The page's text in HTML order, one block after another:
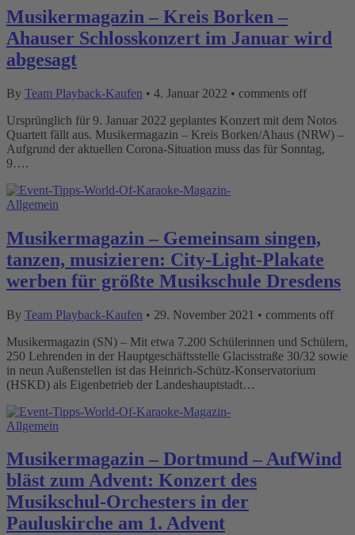
Musikermagazin – Kreis Borken –
Ahauser Schlosskonzert im Januar wird
abgesagt
By Team Playback-Kaufen • 4. Januar 2022 • comments off
Ursprünglich für 9. Januar 2022 geplantes Konzert mit dem Notos
Quartett fällt aus. Musikermagazin – Kreis Borken/Ahaus (NRW) –
Aufgrund der aktuellen Corona-Situation muss das für Sonntag,
9….
Allgemein
Musikermagazin – Gemeinsam singen,
tanzen, musizieren: City-Light-Plakate
werben für größte Musikschule Dresdens
By Team Playback-Kaufen • 29. November 2021 • comments off
Musikermagazin (SN) – Mit etwa 7.200 Schülerinnen und Schülern,
250 Lehrenden in der Hauptgeschäftsstelle Glacisstraße 30/32 sowie
in neun Außenstellen ist das Heinrich-Schütz-Konservatorium
(HSKD) als Eigenbetrieb der Landeshauptstadt…
Allgemein
Musikermagazin – Dortmund – AufWind
bläst zum Advent: Konzert des
Musikschul-Orchesters in der
Pauluskirche am 1. Advent